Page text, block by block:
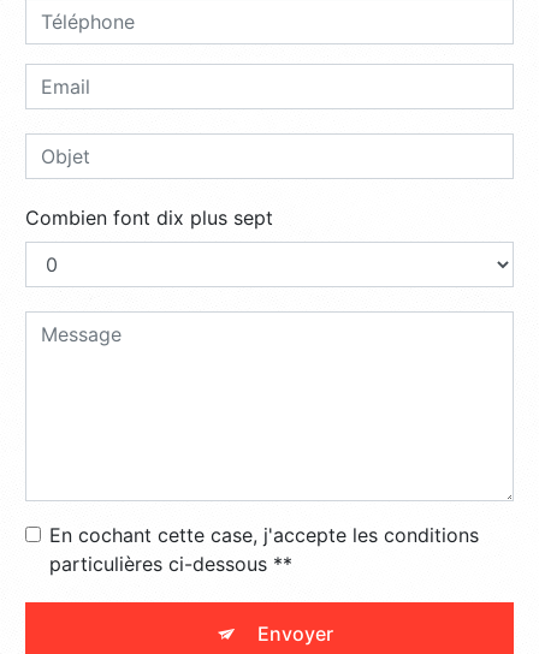
Combien font dix plus sept
En cochant cette case, j'accepte les conditions
particulières ci-dessous **
Envoyer